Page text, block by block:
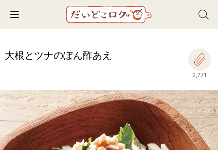
Toggle navigation
大根とツナのぽん酢あえ
2,771